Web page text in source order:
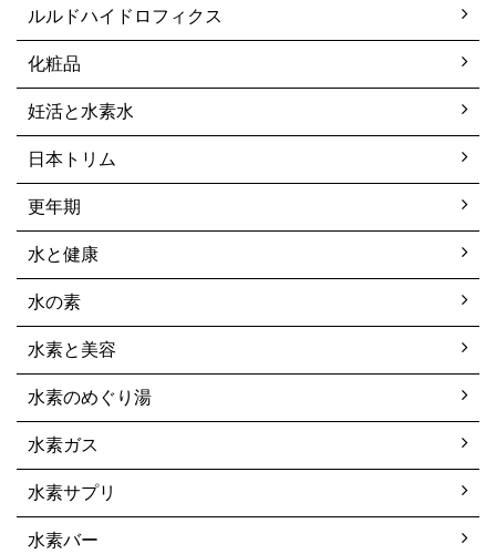
ルルドハイドロフィクス
化粧品
妊活と水素水
日本トリム
更年期
水と健康
水の素
水素と美容
水素のめぐり湯
水素ガス
水素サプリ
水素バー